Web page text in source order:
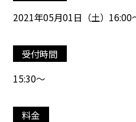
2021年05月01日（土）16:00
受付時間
15:30～
料金